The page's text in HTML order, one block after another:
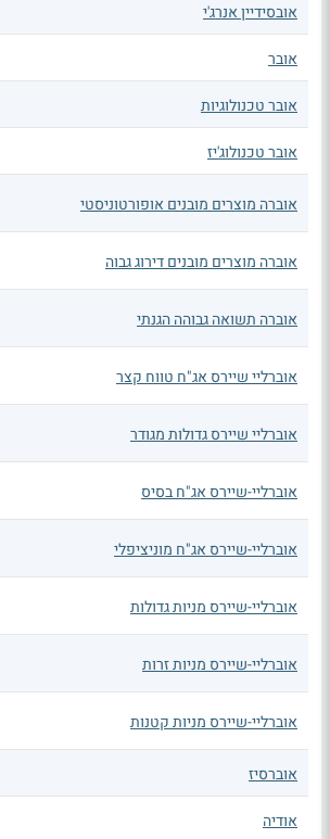
אובסידיין אנרג'י
אובר
אובר טכנולוגיות
אובר טכנולוג'יז
אוברה מוצרים מובנים אופורטוניסטי
אוברה מוצרים מובנים דירוג גבוה
אוברה תשואה גבוהה הגנתי
אוברליי שיירס אג"ח טווח קצר
אוברליי שיירס גדולות מגודר
אוברליי-שיירס אג"ח בסיס
אוברליי-שיירס אג"ח מוניציפלי
אוברליי-שיירס מניות גדולות
אוברליי-שיירס מניות זרות
אוברליי-שיירס מניות קטנות
אוברסיז
אודיה